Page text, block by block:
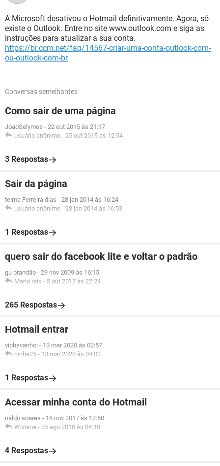
A Microsoft desativou o Hotmail definitivamente. Agora, só
existe o Outlook. Entre no site www.outlook.com e siga as
instruções para atualizar a sua conta.
https://br.ccm.net/faq/14567-criar-uma-conta-outlook-com-
ou-outlook-com-br
Conversas semelhantes
Como sair de uma página
JoaoSelymes - 22 out 2015 às 21:17
usuário anônimo - 25 out 2015 às 12:54
3 Respostas
Sair da página
telma Ferreira dias - 28 jan 2014 às 16:24
usuário anônimo - 28 jan 2014 às 16:53
1 Respostas
quero sair do facebook lite e voltar o padrão
gu brandão - 29 nov 2009 às 16:15
Maria reis - 5 out 2017 às 22:24
265 Respostas
Hotmail entrar
viphavanhoi - 13 mar 2020 às 02:57
ninha25 - 13 mar 2020 às 04:03
1 Respostas
Acessar minha conta do Hotmail
naldo soares - 18 nov 2017 às 12:50
Wiviana - 25 ago 2018 às 04:10
4 Respostas